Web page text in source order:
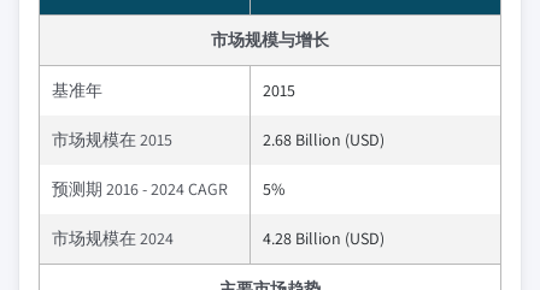
市场规模与增长
基准年 2015
市场规模在 2015 2.68 Billion (USD)
预测期 2016 - 2024 CAGR 5%
市场规模在 2024 4.28 Billion (USD)